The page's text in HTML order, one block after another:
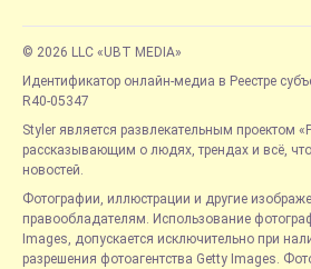
© 2026 LLC «UBT MEDIA»
Идентификатор онлайн-медиа в Реестре
R40-05347
Styler является развлекательным проектом
рассказывающим о людях, трендах и всё, что
новостей.
Фотографии, иллюстрации и другие
правообладателям. Использование
Images, допускается исключительно при
разрешения фотоагентства Getty Images.